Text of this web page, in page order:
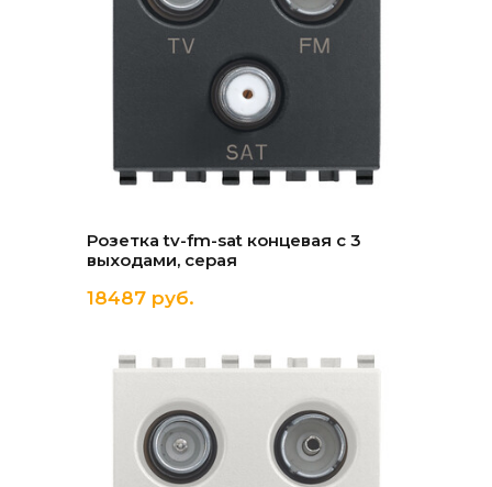
Розетка tv-fm-sat концевая с 3
выходами, серая
18487 руб.